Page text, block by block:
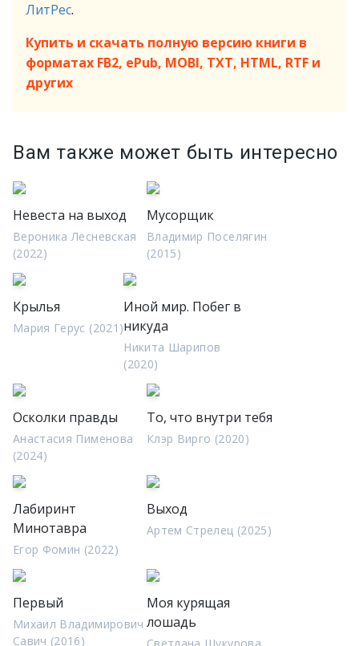
ЛитРес.
Купить и скачать полную версию книги в
форматах FB2, ePub, MOBI, TXT, HTML, RTF и
других
Вам также может быть интересно
Невеста на выход
Вероника Лесневская
(2022)
Мусорщик
Владимир Поселягин
(2015)
Крылья
Мария Герус (2021)
Иной мир. Побег в
никуда
Никита Шарипов
(2020)
Осколки правды
Анастасия Пименова
(2024)
То, что внутри тебя
Клэр Вирго (2020)
Лабиринт
Минотавра
Егор Фомин (2022)
Выход
Артем Стрелец (2025)
Первый
Михаил Владимирович
Савич (2016)
Моя курящая
лошадь